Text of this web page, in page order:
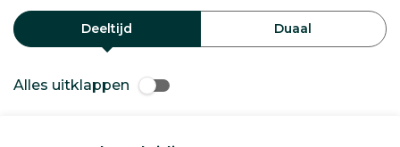
Deeltijd Duaal
Alles uitklappen